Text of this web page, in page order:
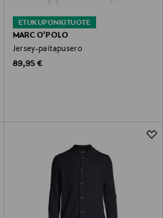
ETUKUPONKITUOTE
MARC O'POLO
Jersey-paitapusero
Original Price
89,95 €